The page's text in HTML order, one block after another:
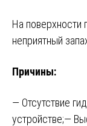
На поверхности
неприятный
Причины:
— Отсутствие
устройстве;—